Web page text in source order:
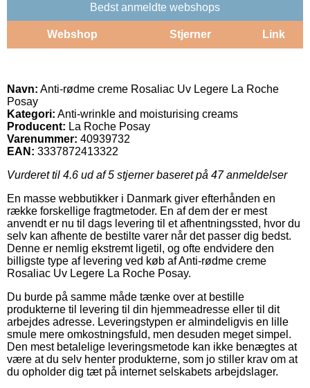
Bedst anmeldte webshops
Webshop Stjerner Link
Navn: Anti-rødme creme Rosaliac Uv Legere La Roche
Posay
Kategori: Anti-wrinkle and moisturising creams
Producent: La Roche Posay
Varenummer: 40939732
EAN: 3337872413322
Vurderet til 4.6 ud af 5 stjerner baseret på 47anmeldelser
En masse webbutikker i Danmark giver efterhånden en
række forskellige fragtmetoder. En af dem der er mest
anvendt er nu til dags levering til et afhentningssted, hvor du
selv kan afhente de bestilte varer når det passer dig bedst.
Denne er nemlig ekstremt ligetil, og ofte endvidere den
billigste type af levering ved køb af Anti-rødme creme
Rosaliac Uv Legere La Roche Posay.
Du burde på samme måde tænke over at bestille
produkterne til levering til din hjemmeadresse eller til dit
arbejdes adresse. Leveringstypen er almindeligvis en lille
smule mere omkostningsfuld, men desuden meget simpel.
Den mest betalelige leveringsmetode kan ikke benægtes at
være at du selv henter produkterne, som jo stiller krav om at
du opholder dig tæt på internet selskabets arbejdslager.